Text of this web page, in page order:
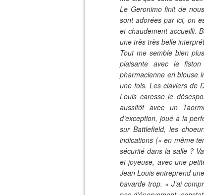
Le Geronimo finit de
sont adorées par ici, on
et chaudement accueilli.
une très très belle
Tout me semble bien
plaisante avec le
pharmacienne en blouse
une fois. Les claviers de
Louis caresse le
aussitôt avec un
d’exception, joué à la
sur Battlefield, les
indications (« en même
sécurité dans la salle ?
et joyeuse, avec une
Jean Louis entreprend
bavarde trop. « J’ai